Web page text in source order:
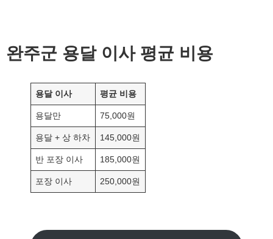
완주군 용달 이사 평균 비용
용달 이사 평균 비용
용달만 75,000원
용달 + 상 하차 145,000원
반 포장 이사 185,000원
포장 이사 250,000원